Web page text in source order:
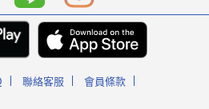
聯絡客服
會員條款